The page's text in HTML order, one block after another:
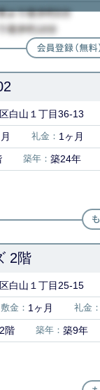
白山１丁目36-13
礼金： 1ヶ月
築年： 築24年
2階
白山１丁目25-15
敷金： 1ヶ月 礼金：
2階 築年： 築9年